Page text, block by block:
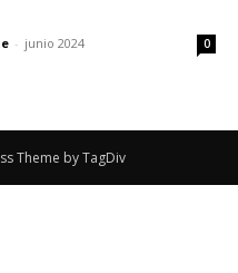
- junio 2024 0
Theme by TagDiv